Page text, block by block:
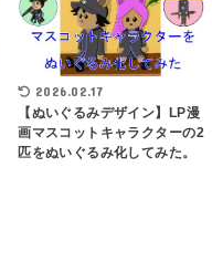
2026.02.17
【ぬいぐるみデザイン】LP漫
画マスコットキャラクターの2
匹をぬいぐるみ化してみた。